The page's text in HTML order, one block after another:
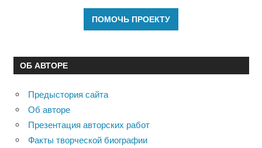
ОБ АВТОРЕ
Предыстория сайта
Об авторе
Презентация авторских работ
Факты творческой биографии